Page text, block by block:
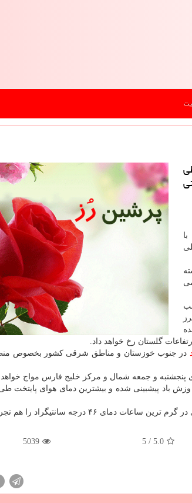
گلستان رخ خواهد داد.
در جنوب خوزستان و مناطق شرقی كشور بخصوص
و جمعه شمال و مركز خلیج فارس مواج خواهد
سانتیگراد را هم تجربه خواهند كرد.
5.0
/
5
5039